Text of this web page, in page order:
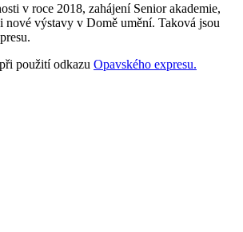
v roce 2018, zahájení Senior akademie,
nové výstavy v Domě umění. Taková jsou
použití odkazu Opavského expresu.